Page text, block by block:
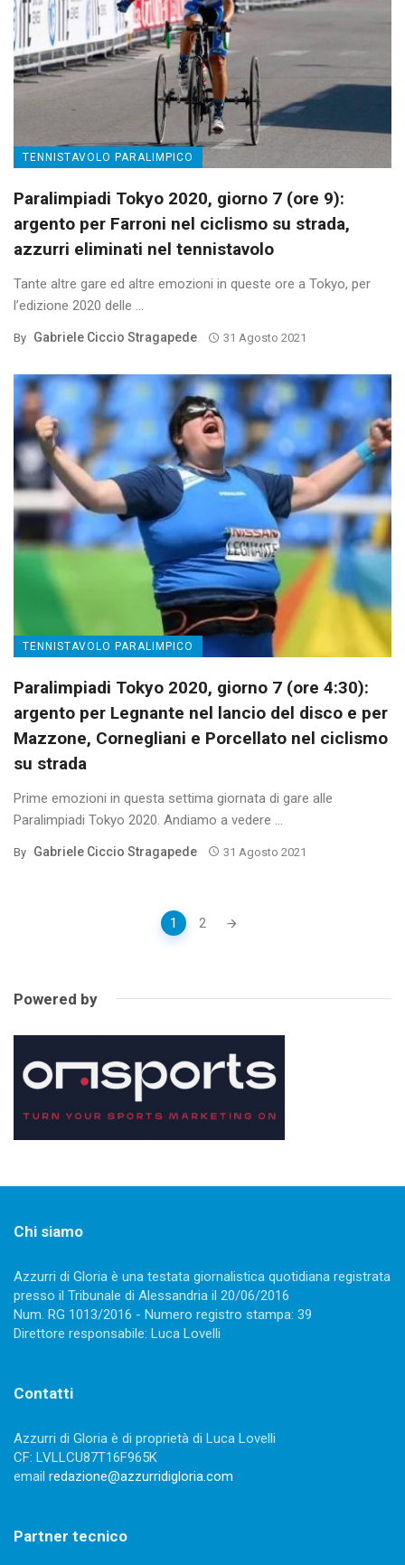
TENNISTAVOLO PARALIMPICO
Paralimpiadi Tokyo 2020, giorno 7 (ore 9):
argento per Farroni nel ciclismo su strada,
azzurri eliminati nel tennistavolo
Tante altre gare ed altre emozioni in queste ore a Tokyo, per
l’edizione 2020 delle ...
By Gabriele Ciccio Stragapede 31 Agosto 2021
TENNISTAVOLO PARALIMPICO
Paralimpiadi Tokyo 2020, giorno 7 (ore 4:30):
argento per Legnante nel lancio del disco e per
Mazzone, Cornegliani e Porcellato nel ciclismo
su strada
Prime emozioni in questa settima giornata di gare alle
Paralimpiadi Tokyo 2020. Andiamo a vedere ...
By Gabriele Ciccio Stragapede 31 Agosto 2021
1 2
Powered by
Chi siamo
Azzurri di Gloria è una testata giornalistica quotidiana registrata
presso il Tribunale di Alessandria il 20/06/2016
Num. RG 1013/2016 - Numero registro stampa: 39
Direttore responsabile: Luca Lovelli
Contatti
Azzurri di Gloria è di proprietà di Luca Lovelli
CF: LVLLCU87T16F965K
email redazione@azzurridigloria.com
Partner tecnico